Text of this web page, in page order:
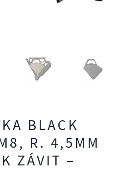
BLACK
R. 4,5MM
ZÁVIT –